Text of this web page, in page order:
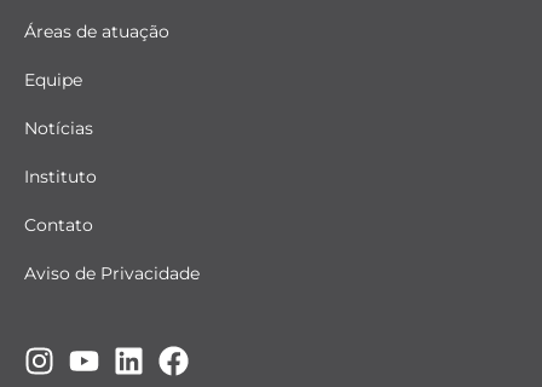
Áreas de atuação
Equipe
Notícias
Instituto
Contato
Aviso de Privacidade